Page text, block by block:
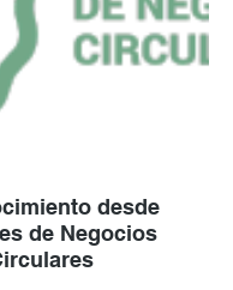
desde
de Negocios